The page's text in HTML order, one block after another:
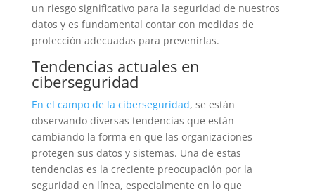
un riesgo significativo para la seguridad de nuestros
datos y es fundamental contar con medidas de
protección adecuadas para prevenirlas.
Tendencias actuales en
ciberseguridad
En el campo de la ciberseguridad, se están
observando diversas tendencias que están
cambiando la forma en que las organizaciones
protegen sus datos y sistemas. Una de estas
tendencias es la creciente preocupación por la
seguridad en línea, especialmente en lo que